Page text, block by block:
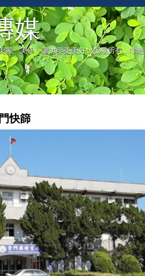
媒
、美學，讓世界更美好！版權所有，非
快篩